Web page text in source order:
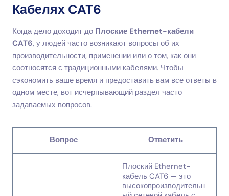
Кабелях CAT6
Когда дело доходит до Плоские Ethernet-кабели
CAT6, у людей часто возникают вопросы об их
производительности, применении или о том, как они
соотносятся с традиционными кабелями. Чтобы
сэкономить ваше время и предоставить вам все ответы в
одном месте, вот исчерпывающий раздел часто
задаваемых вопросов.
Вопрос Ответить
Плоский Ethernet-
кабель CAT6 — это
высокопроизводительн